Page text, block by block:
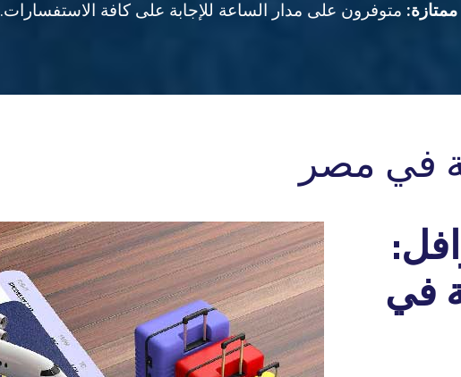
متوفرون على مدار الساعة للإجابة على كافة الاستفسارات.
في مصر
في